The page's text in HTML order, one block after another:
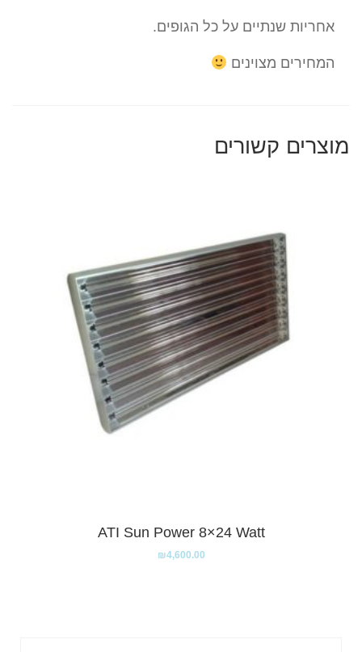
אחריות שנתיים על כל הגופים.
המחירים מצוינים
מוצרים קשורים
ATI Sun Power 8×24 Watt
₪4,600.00